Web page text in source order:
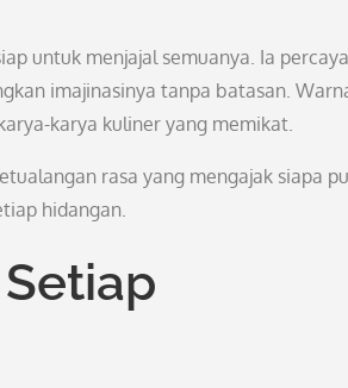
untuk menjajal semuanya. Ia percaya
imajinasinya tanpa batasan.
karya kuliner yang memikat.
rasa yang mengajak siapa
hidangan.